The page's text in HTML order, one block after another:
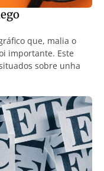
que, malia o
importante. Este
sobre unha